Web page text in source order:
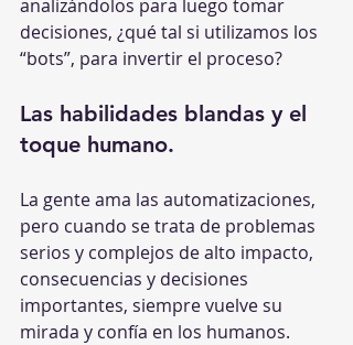
analizándolos para luego tomar
decisiones, ¿qué tal si utilizamos los
“bots”, para invertir el proceso?
Las habilidades blandas y el
toque humano.
La gente ama las automatizaciones,
pero cuando se trata de problemas
serios y complejos de alto impacto,
consecuencias y decisiones
importantes, siempre vuelve su
mirada y confía en los humanos.